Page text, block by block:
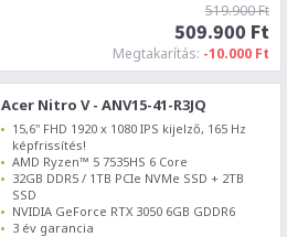
519.900 Ft
509.900 Ft
Megtakarítás: -10.000 Ft
Acer Nitro V - ANV15-41-R3JQ
15,6" FHD 1920 x 1080 IPS kijelző, 165 Hz
képfrissítés!
AMD Ryzen™ 5 7535HS 6 Core
32GB DDR5 / 1TB PCIe NVMe SSD + 2TB
SSD
NVIDIA GeForce RTX 3050 6GB GDDR6
3 év garancia